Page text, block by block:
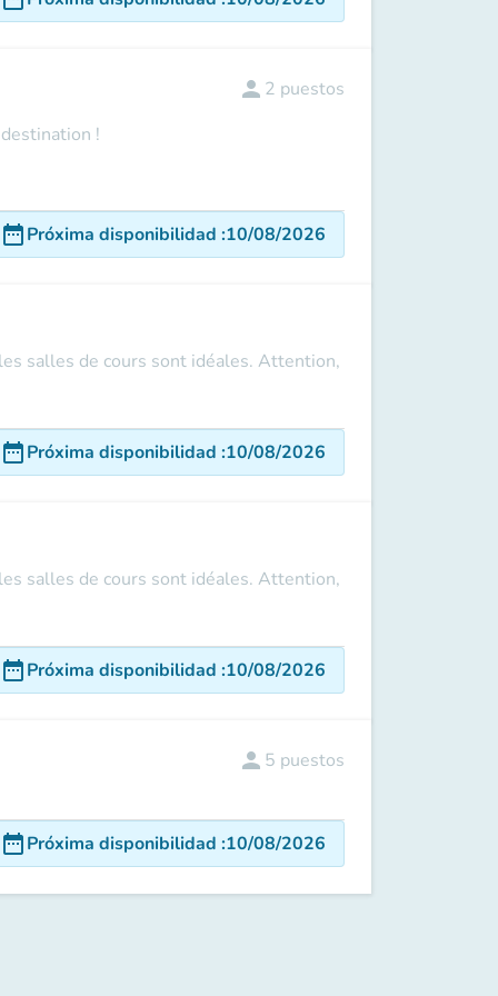
!
person 2 puestos
date_rangePróxima disponibilidad :10/08/2026
salles de cours sont idéales. Attention,
date_rangePróxima disponibilidad :10/08/2026
salles de cours sont idéales. Attention,
date_rangePróxima disponibilidad :10/08/2026
person 5 puestos
date_rangePróxima disponibilidad :10/08/2026